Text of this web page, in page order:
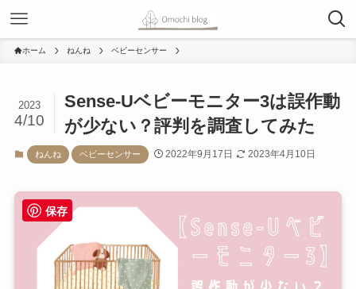
ホーム ねんね ベビーセンサー
Sense-Uベビーモニター3は誤作動
が少ない？評判を調査してみた
2023
4/10
ねんね ベビーセンサー 2022年9月17日 2023年4月10日
保存